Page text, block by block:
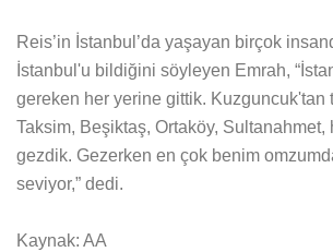
Reis’in İstanbul’da yaşayan birçok
İstanbul'u bildiğini söyleyen Emrah,
gereken her yerine gittik. Kuzguncuk'tan
Taksim, Beşiktaş, Ortaköy, Sultanahmet,
gezdik. Gezerken en çok benim
seviyor,” dedi.
Kaynak: AA